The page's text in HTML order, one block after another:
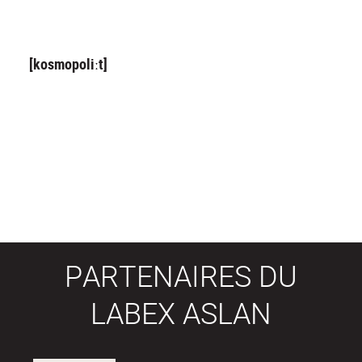
[kosmopoliːt]
PARTENAIRES DU
LABEX ASLAN